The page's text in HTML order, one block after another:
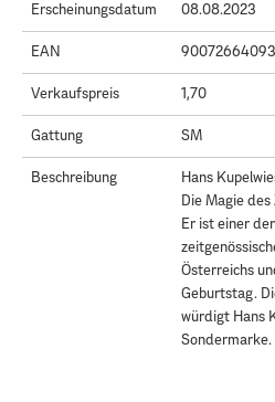
Erscheinungsdatum 08.08.2023
EAN
Verkaufspreis 1,70
Gattung SM
Beschreibung
Hans
Die Magie des
Er ist einer
Österreichs
Geburtstag.
würdigt Hans
Sondermarke.